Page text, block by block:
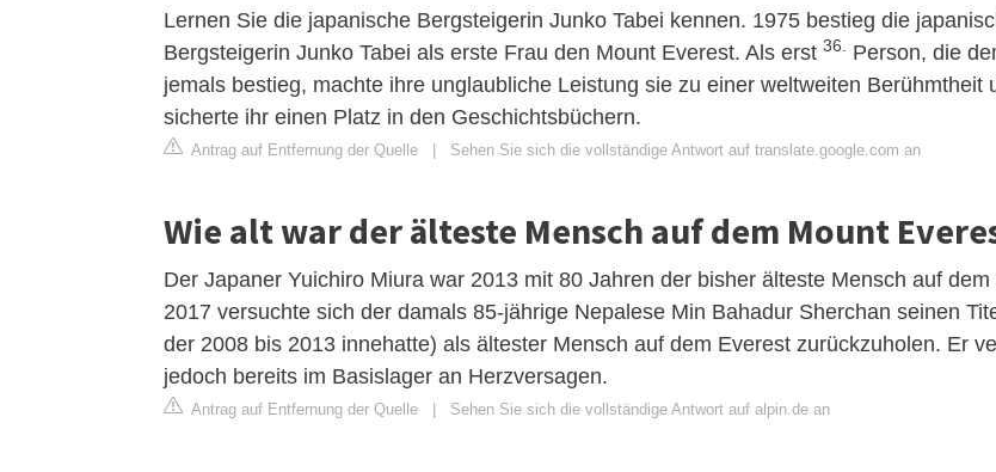
Lernen Sie die japanische Bergsteigerin Junko Tabei kennen. 1975 bestieg die
Bergsteigerin Junko Tabei als erste Frau den Mount Everest. Als erst 36.
Person, die
jemals bestieg, machte ihre unglaubliche Leistung sie zu einer weltweiten Berühmtheit
sicherte ihr einen Platz in den Geschichtsbüchern.
Antrag auf Entfernung der Quelle Sehen Sie sich die vollständige Antwort auf translate.google.com an
Wie alt war der älteste Mensch auf dem Mount
Der Japaner Yuichiro Miura war 2013 mit 80 Jahren der bisher älteste Mensch auf dem
2017 versuchte sich der damals 85-jährige Nepalese Min Bahadur Sherchan seinen
der 2008 bis 2013 innehatte) als ältester Mensch auf dem Everest zurückzuholen. Er
jedoch bereits im Basislager an Herzversagen.
Antrag auf Entfernung der Quelle Sehen Sie sich die vollständige Antwort auf alpin.de an